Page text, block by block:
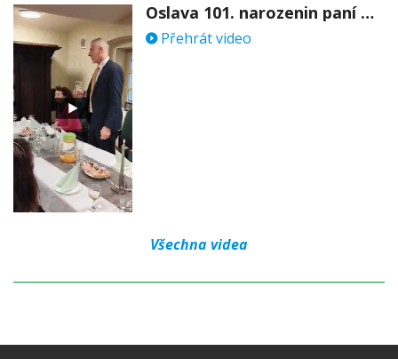
Oslava 101. narozenin paní Věry Skořepové
Přehrát video
Všechna videa